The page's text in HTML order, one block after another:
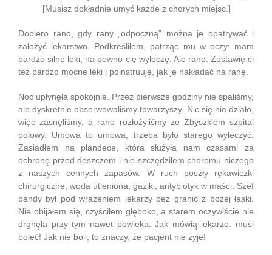
[Musisz dokładnie umyć każde z chorych miejsc.]
Dopiero rano, gdy rany „odpoczną” można je opatrywać i
założyć lekarstwo. Podkreśliłem, patrząc mu w oczy: mam
bardzo silne leki, na pewno cię wyleczę. Ale rano. Zostawię ci
też bardzo mocne leki i poinstruuję, jak je nakładać na ranę.
Noc upłynęła spokojnie. Przez pierwsze godziny nie spaliśmy,
ale dyskretnie obserwowaliśmy towarzyszy. Nic się nie działo,
więc zasnęliśmy, a rano rozłożyliśmy ze Zbyszkiem szpital
polowy. Umowa to umowa, trzeba było starego wyleczyć.
Zasiadłem na plandece, która służyła nam czasami za
ochronę przed deszczem i nie szczędziłem choremu niczego
z naszych cennych zapasów. W ruch poszły rękawiczki
chirurgiczne, woda utleniona, gaziki, antybiotyk w maści. Szef
bandy był pod wrażeniem lekarzy bez granic z bożej łaski.
Nie obijałem się, czyściłem głęboko, a starem oczywiście nie
drgnęła przy tym nawet powieka. Jak mówią lekarze: musi
boleć! Jak nie boli, to znaczy, że pacjent nie żyje!